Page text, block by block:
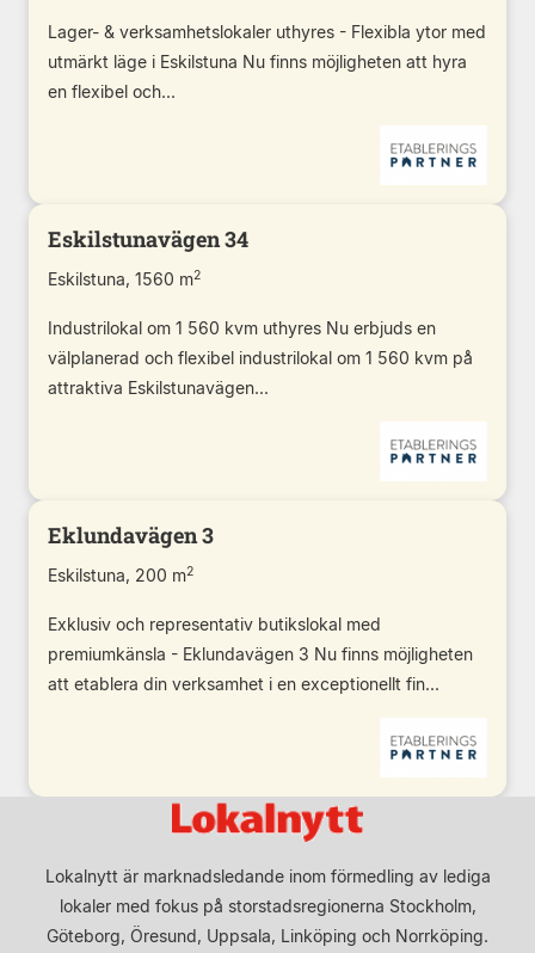
Lager- & verksamhetslokaler uthyres - Flexibla ytor med
utmärkt läge i Eskilstuna Nu finns möjligheten att hyra
en flexibel och...
Eskilstunavägen 34
Eskilstuna, 1560 m2
Industrilokal om 1 560 kvm uthyres Nu erbjuds en
välplanerad och flexibel industrilokal om 1 560 kvm på
attraktiva Eskilstunavägen...
Eklundavägen 3
Eskilstuna, 200 m2
Exklusiv och representativ butikslokal med
premiumkänsla - Eklundavägen 3 Nu finns möjligheten
att etablera din verksamhet i en exceptionellt fin...
Lokalnytt är marknadsledande inom förmedling av lediga
lokaler med fokus på storstadsregionerna Stockholm,
Göteborg, Öresund, Uppsala, Linköping och Norrköping.